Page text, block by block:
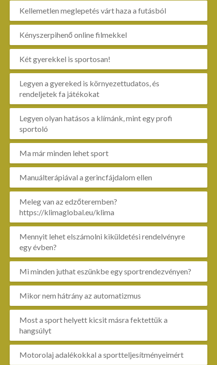
Kellemetlen meglepetés várt haza a futásból
Kényszerpihenő online filmekkel
Két gyerekkel is sportosan!
Legyen a gyereked is környezettudatos, és
rendeljetek fa játékokat
Legyen olyan hatásos a klímánk, mint egy profi
sportoló
Ma már minden lehet sport
Manuálterápiával a gerincfájdalom ellen
Meleg van az edzőteremben?
https://klimaglobal.eu/klima
Mennyit lehet elszámolni kiküldetési rendelvényre
egy évben?
Mi minden juthat eszünkbe egy sportrendezvényen?
Mikor nem hátrány az automatizmus
Most a sport helyett kicsit másra fektettük a
hangsúlyt
Motorolaj adalékokkal a sportteljesítményeimért